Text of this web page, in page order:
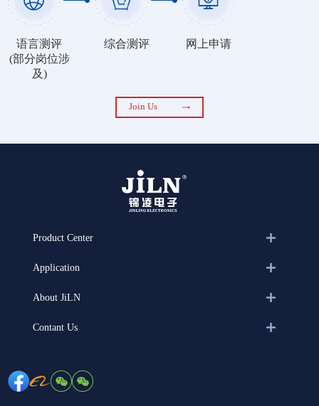
语言测评
(部分岗位涉
及)
综合测评 网上申请
Join Us
Product Center
Application
About JiLN
Contant Us